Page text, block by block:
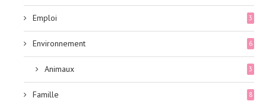
Emploi 3
Environnement 6
Animaux 3
Famille 8